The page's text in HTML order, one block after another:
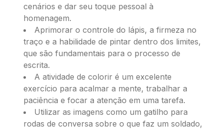
cenários e dar seu toque pessoal à
homenagem.
Aprimorar o controle do lápis, a firmeza no
traço e a habilidade de pintar dentro dos limites,
que são fundamentais para o processo de
escrita.
A atividade de colorir é um excelente
exercício para acalmar a mente, trabalhar a
paciência e focar a atenção em uma tarefa.
Utilizar as imagens como um gatilho para
rodas de conversa sobre o que faz um soldado,